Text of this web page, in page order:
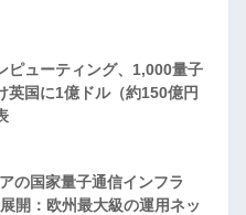
ピューティング、1,000量子
英国に1億ドル（約150億円
の国家量子通信インフラ
開：欧州最大級の運用ネッ